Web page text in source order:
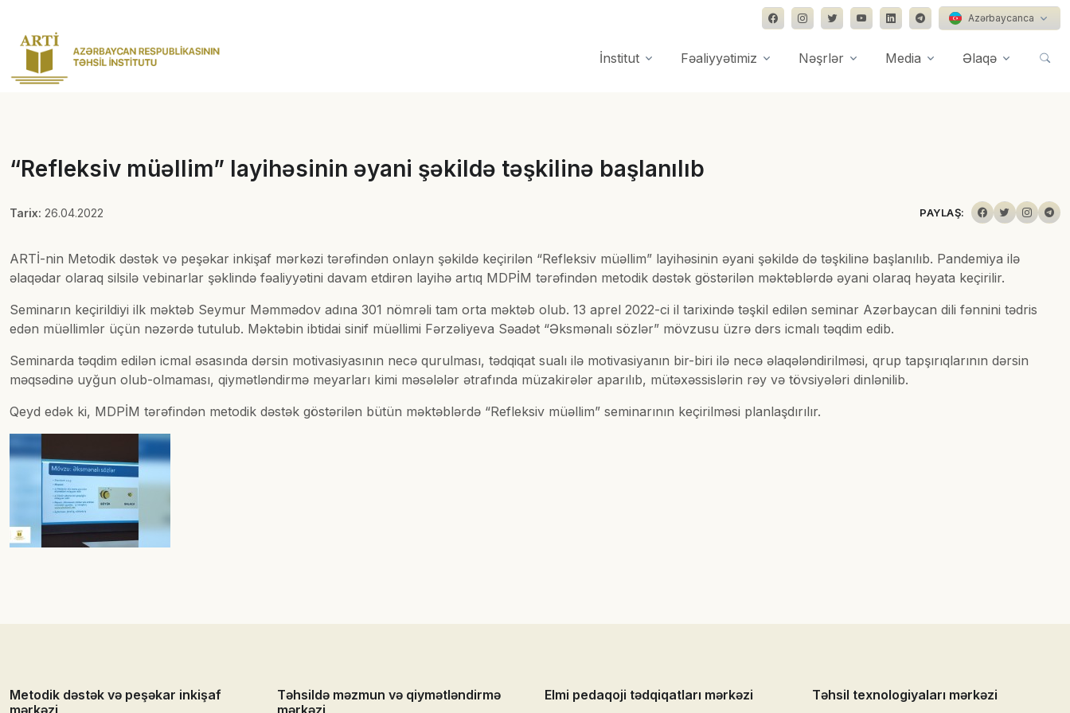
Azərbaycanca
İnstitut Fəaliyyətimiz Nəşrlər Media Əlaqə
“Refleksiv müəllim” layihəsinin əyani şəkildə təşkilinə başlanılıb
Tarix: 26.04.2022 PAYLAŞ:
ARTİ-nin Metodik dəstək və peşəkar inkişaf mərkəzi tərəfindən onlayn şəkildə keçirilən “Refleksiv müəllim” layihəsinin əyani şəkildə də təşkilinə başlanılıb. Pandemiya ilə
əlaqədar olaraq silsilə vebinarlar şəklində fəaliyyətini davam etdirən layihə artıq MDPİM tərəfindən metodik dəstək göstərilən məktəblərdə əyani olaraq həyata keçirilir.
Seminarın keçirildiyi ilk məktəb Seymur Məmmədov adına 301 nömrəli tam orta məktəb olub. 13 aprel 2022-ci il tarixində təşkil edilən seminar Azərbaycan dili fənnini tədris
edən müəllimlər üçün nəzərdə tutulub. Məktəbin ibtidai sinif müəllimi Fərzəliyeva Səadət “Əksmənalı sözlər” mövzusu üzrə dərs icmalı təqdim edib.
Seminarda təqdim edilən icmal əsasında dərsin motivasiyasının necə qurulması, tədqiqat sualı ilə motivasiyanın bir-biri ilə necə əlaqələndirilməsi, qrup tapşırıqlarının dərsin
məqsədinə uyğun olub-olmaması, qiymətləndirmə meyarları kimi məsələlər ətrafında müzakirələr aparılıb, mütəxəssislərin rəy və tövsiyələri dinlənilib.
Qeyd edək ki, MDPİM tərəfindən metodik dəstək göstərilən bütün məktəblərdə “Refleksiv müəllim” seminarının keçirilməsi planlaşdırılır.
Metodik dəstək və peşəkar inkişaf
mərkəzi
Təhsildə məzmun və qiymətləndirmə
mərkəzi
Elmi pedaqoji tədqiqatları mərkəzi Təhsil texnologiyaları mərkəzi